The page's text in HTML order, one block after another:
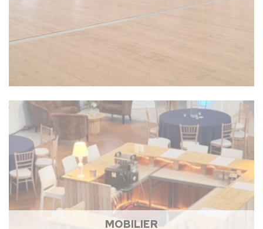
MOBILIER